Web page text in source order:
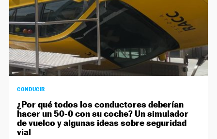
CONDUCIR
¿Por qué todos los conductores deberían
hacer un 50-0 con su coche? Un simulador
de vuelco y algunas ideas sobre seguridad
vial